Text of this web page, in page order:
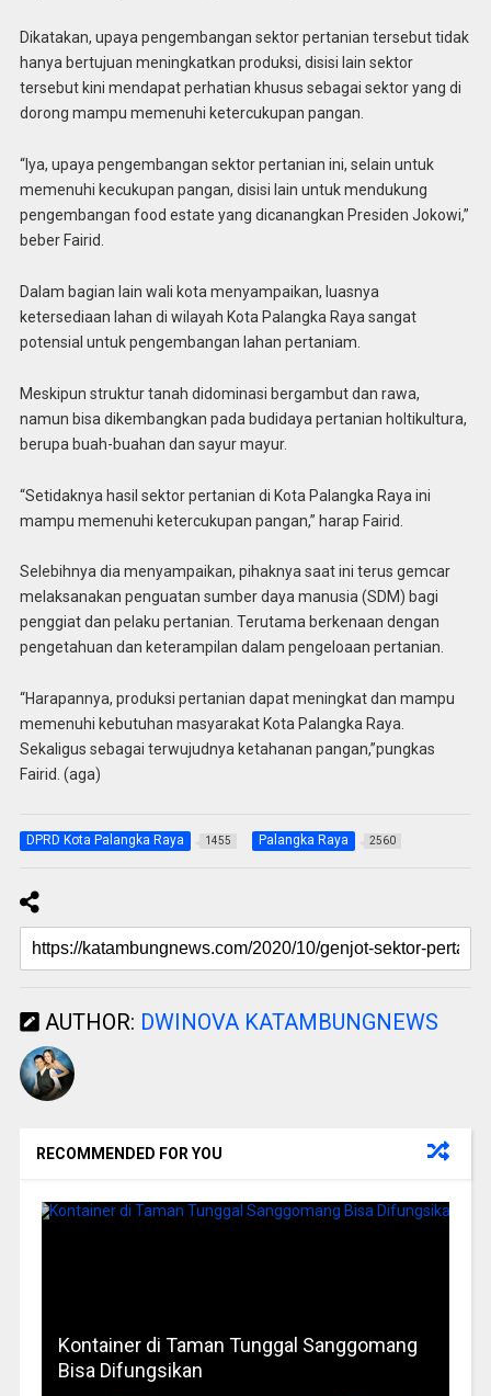
Dikatakan, upaya pengembangan sektor pertanian tersebut tidak
hanya bertujuan meningkatkan produksi, disisi lain sektor
tersebut kini mendapat perhatian khusus sebagai sektor yang di
dorong mampu memenuhi ketercukupan pangan.
“Iya, upaya pengembangan sektor pertanian ini, selain untuk
memenuhi kecukupan pangan, disisi lain untuk mendukung
pengembangan food estate yang dicanangkan Presiden Jokowi,”
beber Fairid.
Dalam bagian lain wali kota menyampaikan, luasnya
ketersediaan lahan di wilayah Kota Palangka Raya sangat
potensial untuk pengembangan lahan pertaniam.
Meskipun struktur tanah didominasi bergambut dan rawa,
namun bisa dikembangkan pada budidaya pertanian holtikultura,
berupa buah-buahan dan sayur mayur.
“Setidaknya hasil sektor pertanian di Kota Palangka Raya ini
mampu memenuhi ketercukupan pangan,” harap Fairid.
Selebihnya dia menyampaikan, pihaknya saat ini terus gemcar
melaksanakan penguatan sumber daya manusia (SDM) bagi
penggiat dan pelaku pertanian. Terutama berkenaan dengan
pengetahuan dan keterampilan dalam pengeloaan pertanian.
“Harapannya, produksi pertanian dapat meningkat dan mampu
memenuhi kebutuhan masyarakat Kota Palangka Raya.
Sekaligus sebagai terwujudnya ketahanan pangan,”pungkas
Fairid. (aga)
DPRD Kota Palangka Raya 1455 Palangka Raya 2560
AUTHOR: DWINOVA KATAMBUNGNEWS
RECOMMENDED FOR YOU
Kontainer di Taman Tunggal Sanggomang
Bisa Difungsikan